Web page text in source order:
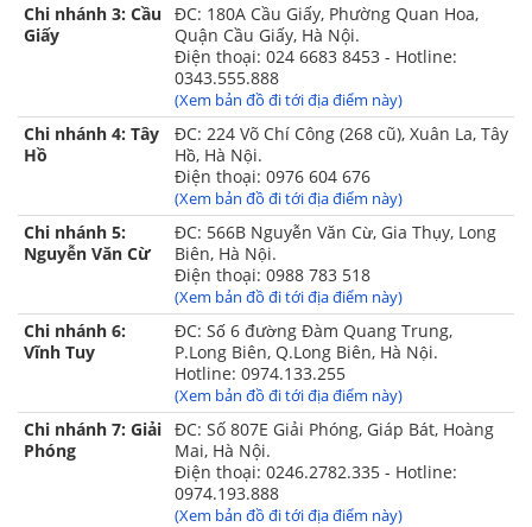
Vải màn bằng chất liệu tuyn cao cấp có độ bền cao,
dày dặn, không lo co nhăn, bai dão và rất thoáng
Lớp vải màn có lỗ cực nhỏ, ngăn muỗi, ruồi và các
loại côn trùng lọt vào trong ảnh hưởng đến giấc
Bốn góc của màn bên dưới có 4 dây chun (tương
tự ga rèm) được dùng để nẹp vào bốn góc của đệm
hoặc chiếu giúp màn vững chắc trên giường hoặc
đệm, bảo vệ trẻ em được an toàn trong màn.
Màn chụp được may kỹ lưỡng với đường chỉ
đồng đều, chắc chắn, chống bung đứt, chống
sờn rách sau nhiều lần sử dụng
Khung chụp rộng rãi ôm trọn hình dáng đệm
vừa ngăn côn trùng lọt vào vừa chống rung lắc
màn lúc sử dụng.
Chi nhánh 3: Cầu
Giấy
ĐC: 180A Cầu Giấy, Phường Quan Hoa,
Quận Cầu Giấy, Hà Nội.
Điện thoại: 024 6683 8453 - Hotline:
0343.555.888
(Xem bản đồ đi tới địa điểm này)
Chi nhánh 4: Tây
Hồ
ĐC: 224 Võ Chí Công (268 cũ), Xuân La, Tây
Hồ, Hà Nội.
Điện thoại: 0976 604 676
(Xem bản đồ đi tới địa điểm này)
Chi nhánh 5:
Nguyễn Văn Cừ
ĐC: 566B Nguyễn Văn Cừ, Gia Thụy, Long
Biên, Hà Nội.
Điện thoại: 0988 783 518
(Xem bản đồ đi tới địa điểm này)
Chi nhánh 6:
Vĩnh Tuy
ĐC: Số 6 đường Đàm Quang Trung,
P.Long Biên, Q.Long Biên, Hà Nội.
Hotline: 0974.133.255
(Xem bản đồ đi tới địa điểm này)
Chi nhánh 7: Giải
Phóng
ĐC: Số 807E Giải Phóng, Giáp Bát, Hoàng
Mai, Hà Nội.
Điện thoại: 0246.2782.335 - Hotline:
0974.193.888
(Xem bản đồ đi tới địa điểm này)